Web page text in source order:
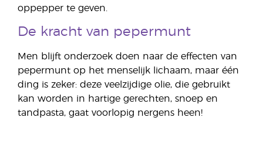
oppepper te geven.
De kracht van pepermunt
Men blijft onderzoek doen naar de effecten van
pepermunt op het menselijk lichaam, maar één
ding is zeker: deze veelzijdige olie, die gebruikt
kan worden in hartige gerechten, snoep en
tandpasta, gaat voorlopig nergens heen!